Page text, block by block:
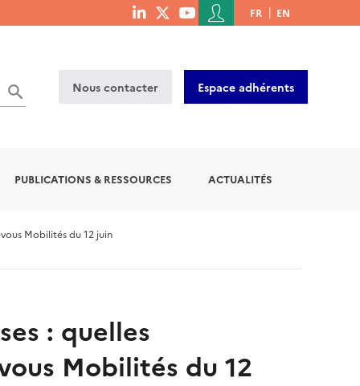
menu
Menu
du
de
l'utilisateur
FR EN
Nous contacter Espace adhérents
PUBLICATIONS & RESSOURCES ACTUALITÉS
Mobilités du 12 juin
: quelles
Mobilités du 12